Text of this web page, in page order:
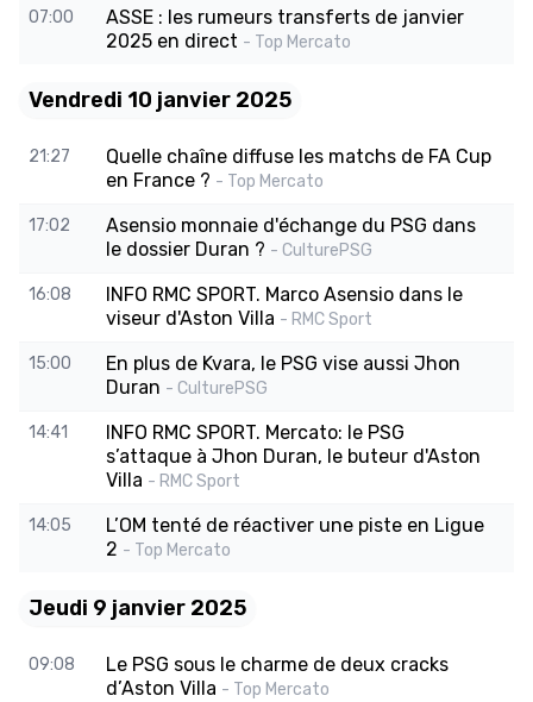
07:00
ASSE : les rumeurs transferts de janvier
2025 en direct - Top Mercato
Vendredi 10 janvier 2025
21:27
Quelle chaîne diffuse les matchs de FA Cup
en France ? - Top Mercato
17:02
Asensio monnaie d'échange du PSG dans
le dossier Duran ? - CulturePSG
16:08
INFO RMC SPORT. Marco Asensio dans le
viseur d'Aston Villa - RMC Sport
15:00
En plus de Kvara, le PSG vise aussi Jhon
Duran - CulturePSG
14:41
INFO RMC SPORT. Mercato: le PSG
s’attaque à Jhon Duran, le buteur d'Aston
Villa - RMC Sport
14:05
L’OM tenté de réactiver une piste en Ligue
2 - Top Mercato
Jeudi 9 janvier 2025
09:08
Le PSG sous le charme de deux cracks
d’Aston Villa - Top Mercato